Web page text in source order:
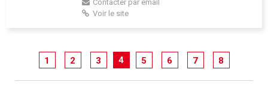
Contacter par email
Voir le site
1 2 3 4 5 6 7 8